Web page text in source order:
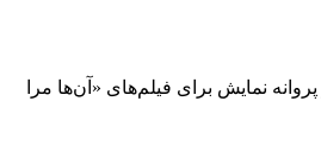
با صدور پروانه نمایش برای فیلم‌های «آن‌ها مرا